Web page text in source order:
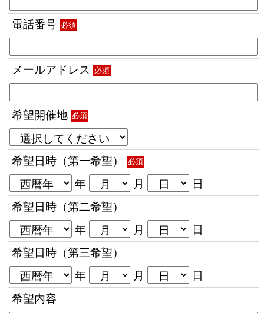
電話番号 必須
メールアドレス 必須
希望開催地 必須
希望日時（第一希望） 必須
年 月
日
希望日時（第二希望）
年
月
日
希望日時（第三希望）
年
月
日
希望内容